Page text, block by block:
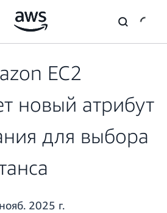
EC2
новый атрибут
для выбора
2025 г.